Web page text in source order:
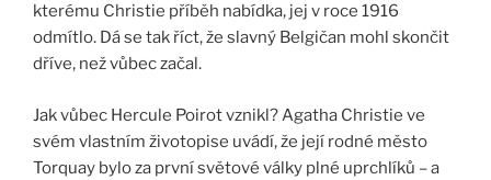
kterému Christie příběh nabídka, jej v roce 1916
odmítlo. Dá se tak říct, že slavný Belgičan mohl skončit
dříve, než vůbec začal.
Jak vůbec Hercule Poirot vznikl? Agatha Christie ve
svém vlastním životopise uvádí, že její rodné město
Torquay bylo za první světové války plné uprchlíků – a